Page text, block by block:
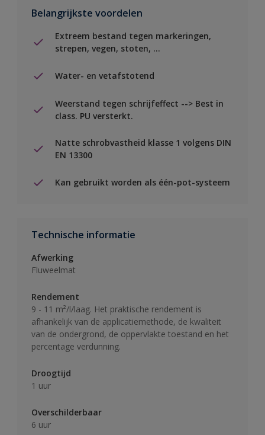
Belangrijkste voordelen
Extreem bestand tegen markeringen,
strepen, vegen, stoten, ...
Water- en vetafstotend
Weerstand tegen schrijfeffect --> Best in
class. PU versterkt.
Natte schrobvastheid klasse 1 volgens DIN
EN 13300
Kan gebruikt worden als één-pot-systeem
Technische informatie
Afwerking
Fluweelmat
Rendement
9 - 11 m²/l/laag. Het praktische rendement is
afhankelijk van de applicatiemethode, de kwaliteit
van de ondergrond, de oppervlakte toestand en het
percentage verdunning.
Droogtijd
1 uur
Overschilderbaar
6 uur